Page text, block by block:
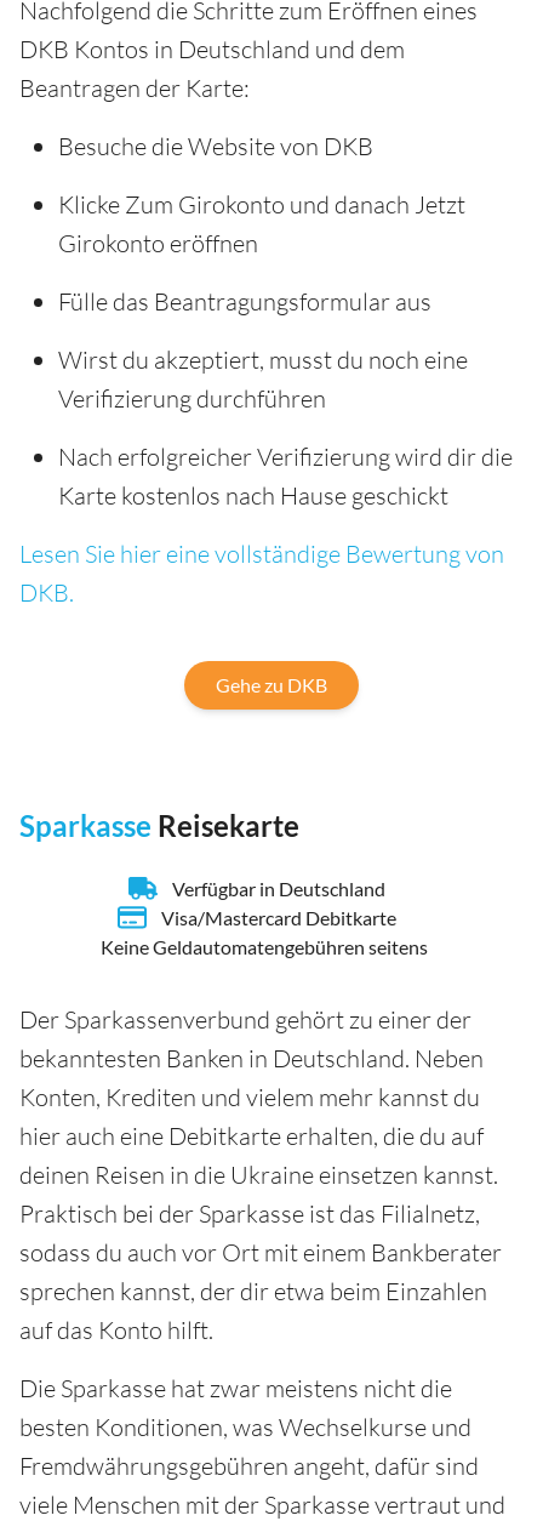
Nachfolgend die Schritte zum Eröffnen eines
DKB Kontos in Deutschland und dem
Beantragen der Karte:
Besuche die Website von DKB
Klicke Zum Girokonto und danach Jetzt
Girokonto eröffnen
Fülle das Beantragungsformular aus
Wirst du akzeptiert, musst du noch eine
Verifizierung durchführen
Nach erfolgreicher Verifizierung wird dir die
Karte kostenlos nach Hause geschickt
Lesen Sie hier eine vollständige Bewertung von
DKB.
Gehe zu DKB
Sparkasse Reisekarte
Verfügbar in Deutschland
Visa/Mastercard Debitkarte
Keine Geldautomatengebühren seitens
Der Sparkassenverbund gehört zu einer der
bekanntesten Banken in Deutschland. Neben
Konten, Krediten und vielem mehr kannst du
hier auch eine Debitkarte erhalten, die du auf
deinen Reisen in die Ukraine einsetzen kannst.
Praktisch bei der Sparkasse ist das Filialnetz,
sodass du auch vor Ort mit einem Bankberater
sprechen kannst, der dir etwa beim Einzahlen
auf das Konto hilft.
Die Sparkasse hat zwar meistens nicht die
besten Konditionen, was Wechselkurse und
Fremdwährungsgebühren angeht, dafür sind
viele Menschen mit der Sparkasse vertraut und